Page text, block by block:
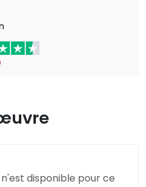
disponible pour ce